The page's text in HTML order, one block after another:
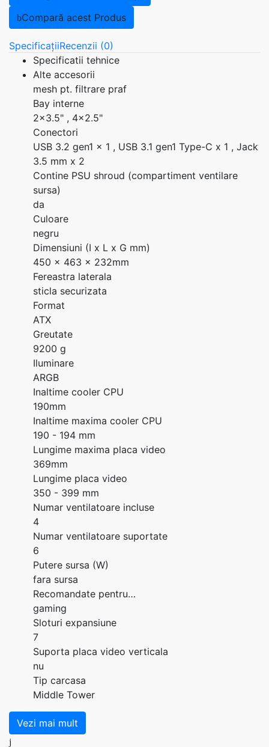
Compară acest Produs
SpecificațiiRecenzii (0)
Specificatii tehnice
Alte accesorii
mesh pt. filtrare praf
Bay interne
2x3.5" , 4x2.5"
Conectori
USB 3.2 gen1 x 1 , USB 3.1 gen1 Type-C x 1 , Jack
3.5 mm x 2
Contine PSU shroud (compartiment ventilare
sursa)
da
Culoare
negru
Dimensiuni (I x L x G mm)
450 x 463 x 232mm
Fereastra laterala
sticla securizata
Format
ATX
Greutate
9200 g
Iluminare
ARGB
Inaltime cooler CPU
190mm
Inaltime maxima cooler CPU
190 - 194 mm
Lungime maxima placa video
369mm
Lungime placa video
350 - 399 mm
Numar ventilatoare incluse
4
Numar ventilatoare suportate
6
Putere sursa (W)
fara sursa
Recomandate pentru…
gaming
Sloturi expansiune
7
Suporta placa video verticala
nu
Tip carcasa
Middle Tower
Vezi mai mult